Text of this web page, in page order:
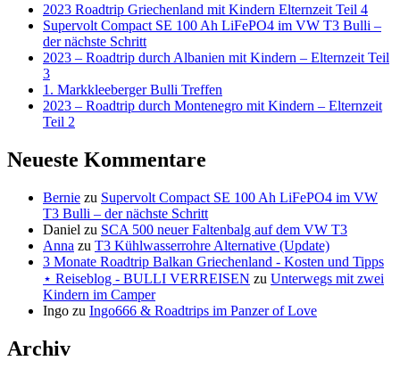
2023 Roadtrip Griechenland mit Kindern Elternzeit Teil 4
Supervolt Compact SE 100 Ah LiFePO4 im VW T3 Bulli –
der nächste Schritt
2023 – Roadtrip durch Albanien mit Kindern – Elternzeit Teil
3
1. Markkleeberger Bulli Treffen
2023 – Roadtrip durch Montenegro mit Kindern – Elternzeit
Teil 2
Neueste Kommentare
Bernie zu Supervolt Compact SE 100 Ah LiFePO4 im VW
T3 Bulli – der nächste Schritt
Daniel zu SCA 500 neuer Faltenbalg auf dem VW T3
Anna zu T3 Kühlwasserrohre Alternative (Update)
3 Monate Roadtrip Balkan Griechenland - Kosten und Tipps
⋆ Reiseblog - BULLI VERREISEN zu Unterwegs mit zwei
Kindern im Camper
Ingo zu Ingo666 & Roadtrips im Panzer of Love
Archiv